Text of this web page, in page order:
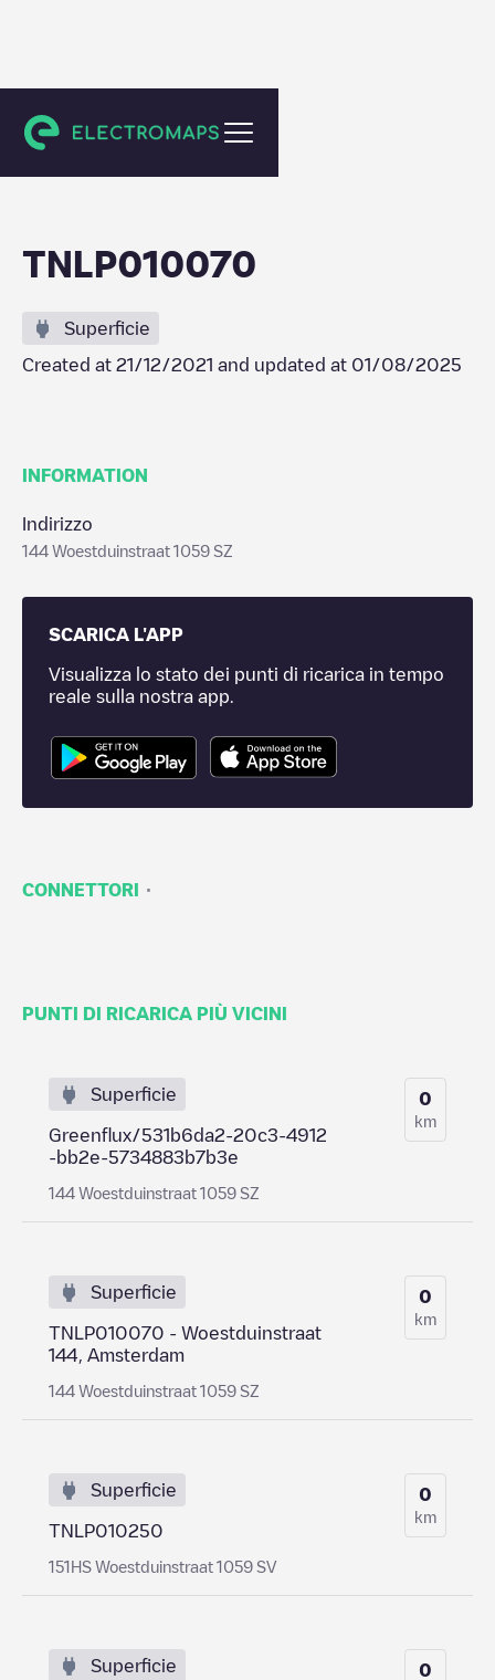
Amsterdam
TNLP010070
Superficie
Created at 21/12/2021 and updated at 01/08/2025
INFORMATION
Indirizzo
144 Woestduinstraat 1059 SZ
SCARICA L'APP
Visualizza lo stato dei punti di ricarica in tempo
reale sulla nostra app.
CONNETTORI ·
PUNTI DI RICARICA PIÙ VICINI
Superficie
Greenflux/531b6da2-20c3-4912
-bb2e-5734883b7b3e
144 Woestduinstraat 1059 SZ
0
km
Superficie
TNLP010070 - Woestduinstraat
144, Amsterdam
144 Woestduinstraat 1059 SZ
0
km
Superficie
TNLP010250
151HS Woestduinstraat 1059 SV
0
km
Superficie 0